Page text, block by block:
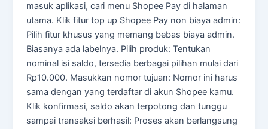
masuk aplikasi, cari menu Shopee Pay di halaman
utama. Klik fitur top up Shopee Pay non biaya admin:
Pilih fitur khusus yang memang bebas biaya admin.
Biasanya ada labelnya. Pilih produk: Tentukan
nominal isi saldo, tersedia berbagai pilihan mulai dari
Rp10.000. Masukkan nomor tujuan: Nomor ini harus
sama dengan yang terdaftar di akun Shopee kamu.
Klik konfirmasi, saldo akan terpotong dan tunggu
sampai transaksi berhasil: Proses akan berlangsung